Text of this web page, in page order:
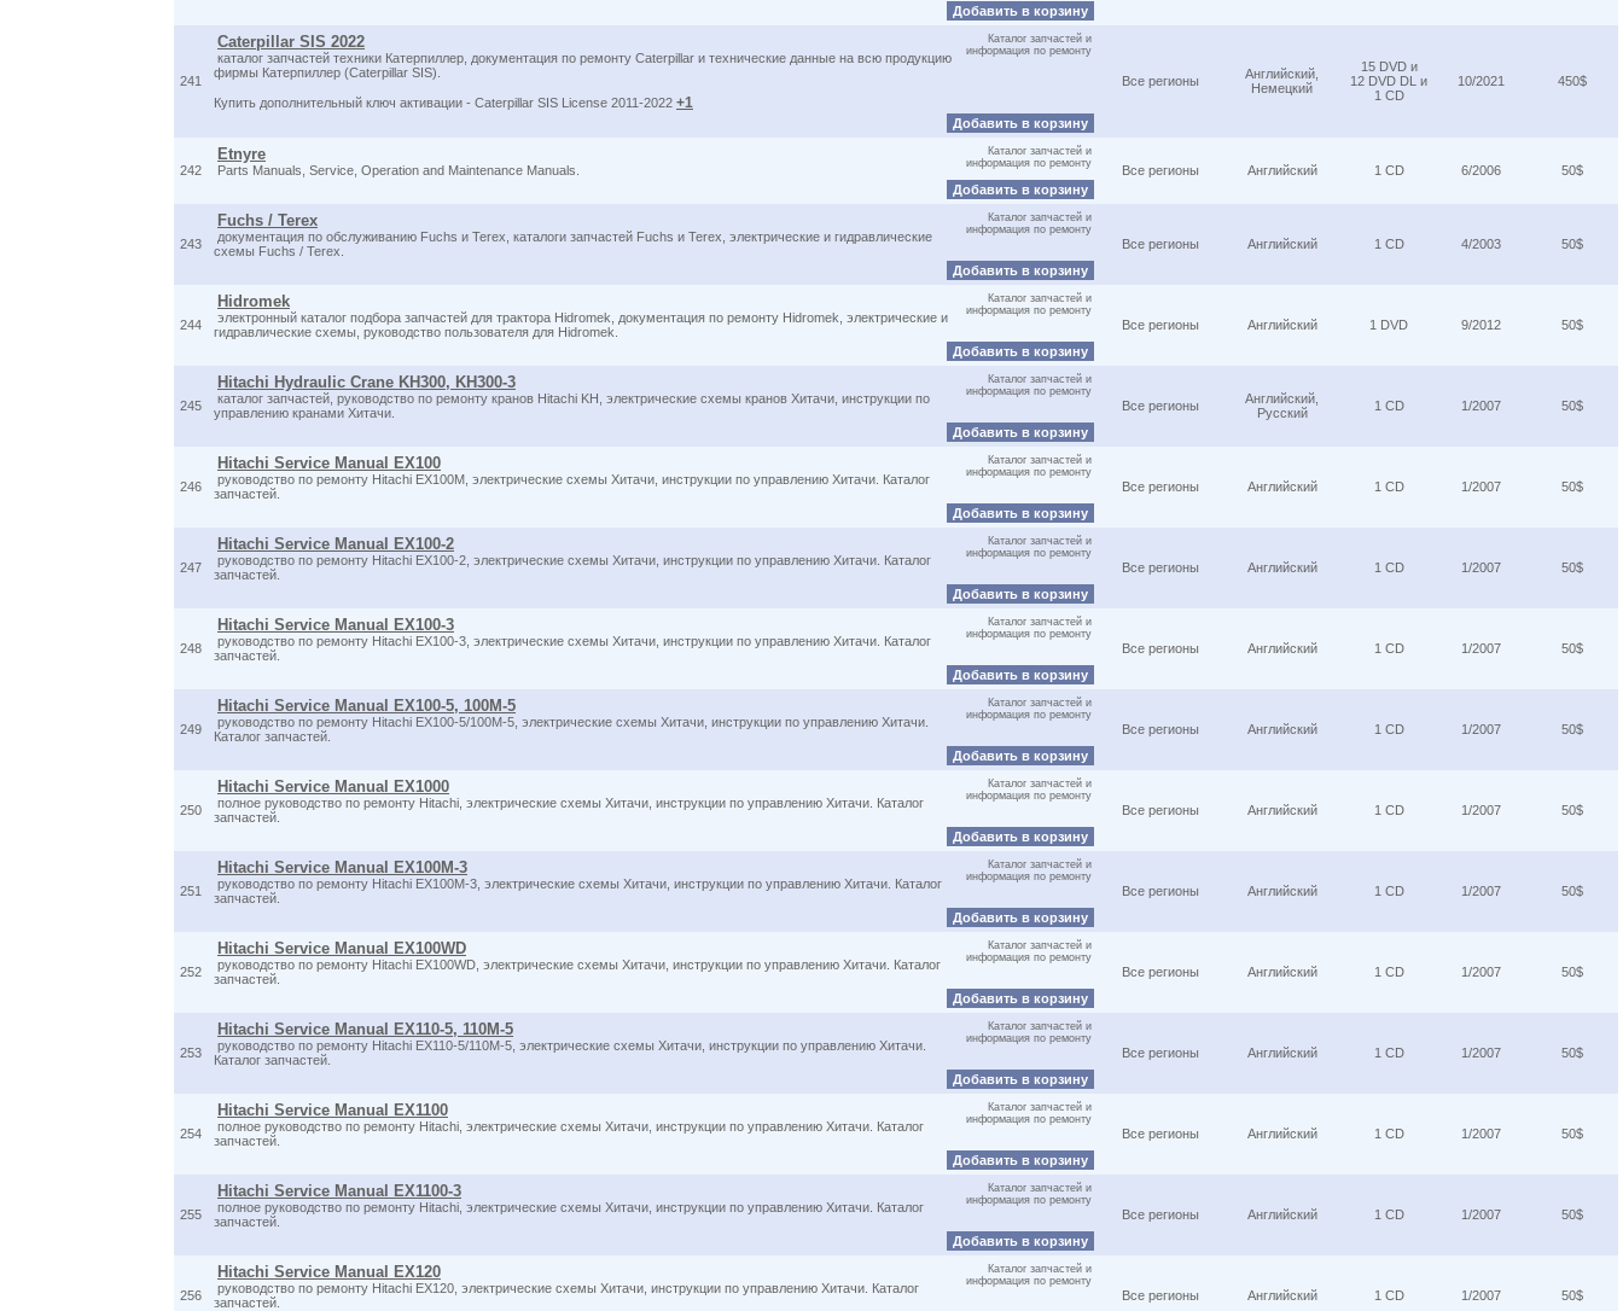
Добавить в корзину
241
Caterpillar SIS 2022
каталог запчастей техники Катерпиллер, документация по ремонту Caterpillar и технические данные на всю продукцию
фирмы Катерпиллер (Caterpillar SIS).
Купить дополнительный ключ активации - Caterpillar SIS License 2011-2022 +1
Каталог запчастей и
информация по ремонту
Добавить в корзину
Все регионы
Английский,
Немецкий
15 DVD и
12 DVD DL и
1 CD
10/2021 450$
242
Etnyre
Parts Manuals, Service, Operation and Maintenance Manuals.
Каталог запчастей и
информация по ремонту
Добавить в корзину
Все регионы Английский 1 CD 6/2006 50$
243
Fuchs / Terex
документация по обслуживанию Fuchs и Terex, каталоги запчастей Fuchs и Terex, электрические и гидравлические
схемы Fuchs / Terex.
Каталог запчастей и
информация по ремонту
Добавить в корзину
Все регионы Английский 1 CD 4/2003 50$
244
Hidromek
электронный каталог подбора запчастей для трактора Hidromek, документация по ремонту Hidromek, электрические и
гидравлические схемы, руководство пользователя для Hidromek.
Каталог запчастей и
информация по ремонту
Добавить в корзину
Все регионы Английский 1 DVD 9/2012 50$
245
Hitachi Hydraulic Crane KH300, KH300-3
каталог запчастей, руководство по ремонту кранов Hitachi KH, электрические схемы кранов Хитачи, инструкции по
управлению кранами Хитачи.
Каталог запчастей и
информация по ремонту
Добавить в корзину
Все регионы
Английский,
Русский
1 CD 1/2007 50$
246
Hitachi Service Manual EX100
руководство по ремонту Hitachi EX100M, электрические схемы Хитачи, инструкции по управлению Хитачи. Каталог
запчастей.
Каталог запчастей и
информация по ремонту
Добавить в корзину
Все регионы Английский 1 CD 1/2007 50$
247
Hitachi Service Manual EX100-2
руководство по ремонту Hitachi EX100-2, электрические схемы Хитачи, инструкции по управлению Хитачи. Каталог
запчастей.
Каталог запчастей и
информация по ремонту
Добавить в корзину
Все регионы Английский 1 CD 1/2007 50$
248
Hitachi Service Manual EX100-3
руководство по ремонту Hitachi EX100-3, электрические схемы Хитачи, инструкции по управлению Хитачи. Каталог
запчастей.
Каталог запчастей и
информация по ремонту
Добавить в корзину
Все регионы Английский 1 CD 1/2007 50$
249
Hitachi Service Manual EX100-5, 100M-5
руководство по ремонту Hitachi EX100-5/100M-5, электрические схемы Хитачи, инструкции по управлению Хитачи.
Каталог запчастей.
Каталог запчастей и
информация по ремонту
Добавить в корзину
Все регионы Английский 1 CD 1/2007 50$
250
Hitachi Service Manual EX1000
полное руководство по ремонту Hitachi, электрические схемы Хитачи, инструкции по управлению Хитачи. Каталог
запчастей.
Каталог запчастей и
информация по ремонту
Добавить в корзину
Все регионы Английский 1 CD 1/2007 50$
251
Hitachi Service Manual EX100M-3
руководство по ремонту Hitachi EX100M-3, электрические схемы Хитачи, инструкции по управлению Хитачи. Каталог
запчастей.
Каталог запчастей и
информация по ремонту
Добавить в корзину
Все регионы Английский 1 CD 1/2007 50$
252
Hitachi Service Manual EX100WD
руководство по ремонту Hitachi EX100WD, электрические схемы Хитачи, инструкции по управлению Хитачи. Каталог
запчастей.
Каталог запчастей и
информация по ремонту
Добавить в корзину
Все регионы Английский 1 CD 1/2007 50$
253
Hitachi Service Manual EX110-5, 110M-5
руководство по ремонту Hitachi EX110-5/110M-5, электрические схемы Хитачи, инструкции по управлению Хитачи.
Каталог запчастей.
Каталог запчастей и
информация по ремонту
Добавить в корзину
Все регионы Английский 1 CD 1/2007 50$
254
Hitachi Service Manual EX1100
полное руководство по ремонту Hitachi, электрические схемы Хитачи, инструкции по управлению Хитачи. Каталог
запчастей.
Каталог запчастей и
информация по ремонту
Добавить в корзину
Все регионы Английский 1 CD 1/2007 50$
255
Hitachi Service Manual EX1100-3
полное руководство по ремонту Hitachi, электрические схемы Хитачи, инструкции по управлению Хитачи. Каталог
запчастей.
Каталог запчастей и
информация по ремонту
Добавить в корзину
Все регионы Английский 1 CD 1/2007 50$
256
Hitachi Service Manual EX120
руководство по ремонту Hitachi EX120, электрические схемы Хитачи, инструкции по управлению Хитачи. Каталог
запчастей.
Каталог запчастей и
информация по ремонту
Все регионы Английский 1 CD 1/2007 50$